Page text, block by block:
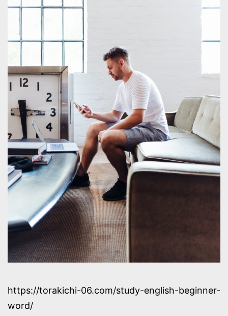
https://torakichi-06.com/study-english-beginner-
word/